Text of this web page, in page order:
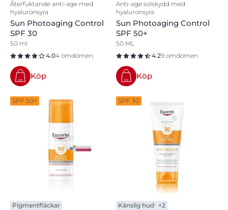
Återfuktande anti-age med
hyaluronsyra
Sun Photoaging Control
SPF 30
50 ml
4.04 omdömen
Köp
Anti-age solskydd med
hyaluronsyra
Sun Photoaging Control
SPF 50+
50 ML
4.29 omdömen
Köp
SPF 50+
Pigmentfläckar
SPF 30
Känslig hud +2